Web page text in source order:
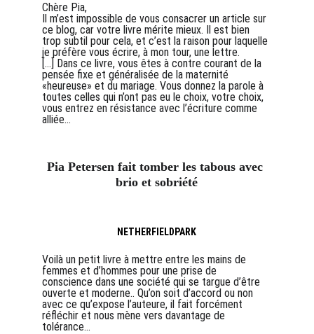
Chère Pia,
Il m’est impossible de vous consacrer un article sur
ce blog, car votre livre mérite mieux. Il est bien
trop subtil pour cela, et c’est la raison pour laquelle
je préfère vous écrire, à mon tour, une lettre.
[...] Dans ce livre, vous êtes à contre courant de la
pensée fixe et généralisée de la maternité
«heureuse» et du mariage. Vous donnez la parole à
toutes celles qui n’ont pas eu le choix, votre choix,
vous entrez en résistance avec l’écriture comme
alliée...
Pia Petersen fait tomber les tabous avec
brio et sobriété
NETHERFIELDPARK
Voilà un petit livre à mettre entre les mains de
femmes et d’hommes pour une prise de
conscience dans une société qui se targue d’être
ouverte et moderne.. Qu’on soit d’accord ou non
avec ce qu’expose l’auteure, il fait forcément
réfléchir et nous mène vers davantage de
tolérance...